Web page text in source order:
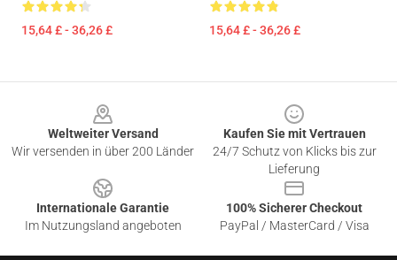
15,64 £ - 36,26 £ 15,64 £ - 36,26 £
Weltweiter Versand
Wir versenden in über 200 Länder
Kaufen Sie mit Vertrauen
24/7 Schutz von Klicks bis zur
Lieferung
Internationale Garantie
Im Nutzungsland angeboten
100% Sicherer Checkout
PayPal / MasterCard / Visa